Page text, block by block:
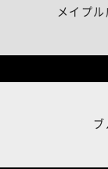
メイプ
ブ